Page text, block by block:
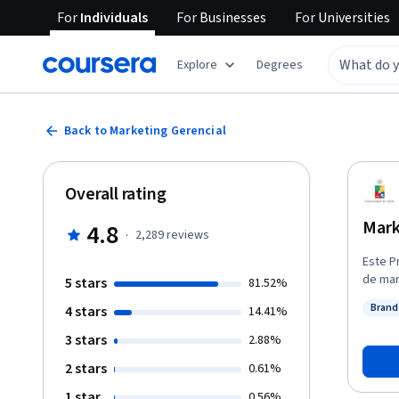
ForIndividuals ForBusinesses ForUniversities
Explore Degrees
Back to Marketing Gerencial
Este
de
Overall rating
4.8 · 2,289reviews
5 stars 81.52%
4 stars 14.41%
3 stars 2.88%
2 stars 0.61%